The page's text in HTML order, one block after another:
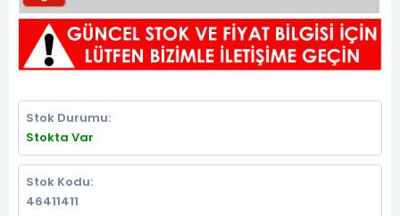
Stok Durumu:
Stokta Var
Stok Kodu:
46411411